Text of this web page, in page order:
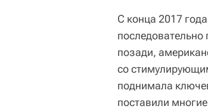
С конца 2017
позади,
со
поднимала
поставили